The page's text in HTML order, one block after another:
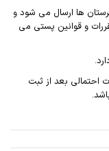
ها ارسال می شود و
و قوانین پستی می
احتمالی بعد از ثبت